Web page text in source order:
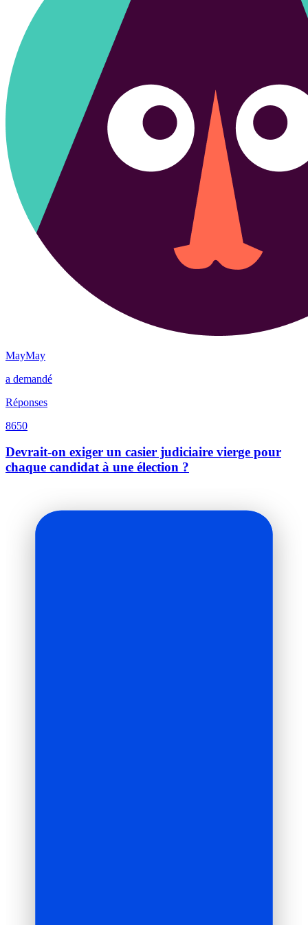
MayMay
a demandé
Réponses
8650
Devrait-on exiger un casier judiciaire vierge pour
chaque candidat à une élection ?